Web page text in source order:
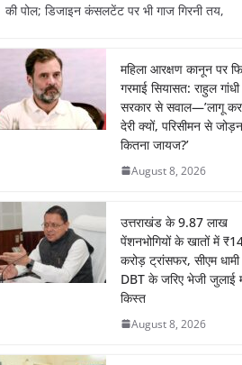
की पोल; डिजाइन कंसलटेंट पर भी गाज गिरनी तय,
महिला आरक्षण कानून पर
गरमाई सियासत: राहुल
सरकार से सवाल—’लागू
देरी क्यों, परिसीमन से
कितना जायज?’
August 8, 2026
उत्तराखंड के 9.87 लाख
पेंशनभोगियों के खातों में
करोड़ ट्रांसफर, सीएम
DBT के जरिए भेजी जुलाई
किस्त
August 8, 2026